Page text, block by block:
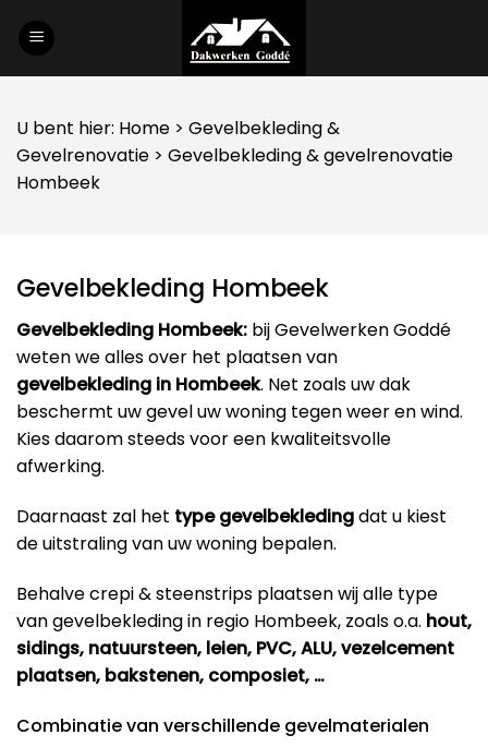
U bent hier: Home > Gevelbekleding&
Gevelrenovatie > Gevelbekleding & gevelrenovatie
Hombeek
Gevelbekleding Hombeek
Gevelbekleding Hombeek: bij Gevelwerken Goddé
weten we alles over het plaatsen van
gevelbekleding in Hombeek. Net zoals uw dak
beschermt uw gevel uw woning tegen weer en wind.
Kies daarom steeds voor een kwaliteitsvolle
afwerking.
Daarnaast zal het type gevelbekledingdat u kiest
de uitstraling van uw woning bepalen.
Behalve crepi & steenstrips plaatsen wij alle type
van gevelbekleding in regio Hombeek, zoals o.a. hout,
sidings, natuursteen, leien, PVC, ALU, vezelcement
plaatsen, bakstenen, composiet, …
Combinatie van verschillende gevelmaterialen